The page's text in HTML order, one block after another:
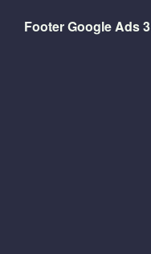
Footer Google Ads 3